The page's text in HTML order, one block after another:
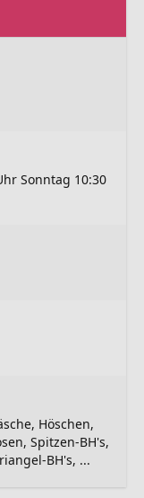
Sonntag 10:30
Höschen,
Spitzen-BH's,
BH's, ...